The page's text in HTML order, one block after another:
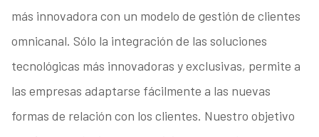
más innovadora con un modelo de gestión de clientes
omnicanal. Sólo la integración de las soluciones
tecnológicas más innovadoras y exclusivas, permite a
las empresas adaptarse fácilmente a las nuevas
formas de relación con los clientes. Nuestro objetivo